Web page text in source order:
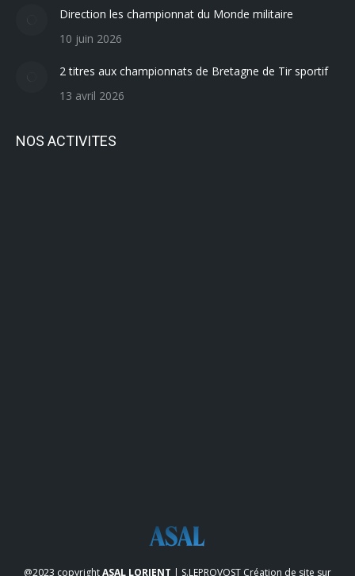
Direction les championnat du Monde militaire
10 juin 2026
2 titres aux championnats de Bretagne de Tir sportif
13 avril 2026
NOS ACTIVITES
@2023 copyrightASAL LORIENT | S.LEPROVOST Création de site sur